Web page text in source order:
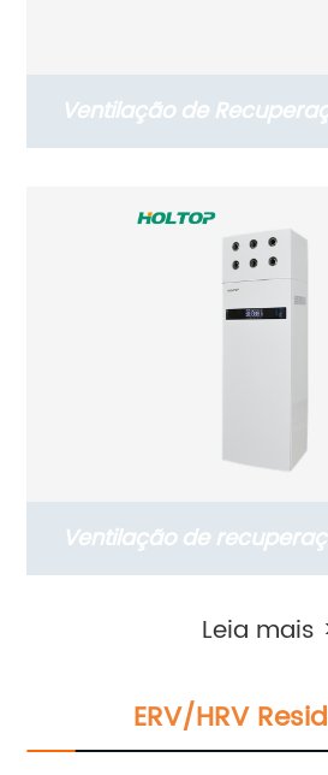
Ventilação de
(250~350
Ventilação de
vertical da série de
Leia mais
ERV/HRV